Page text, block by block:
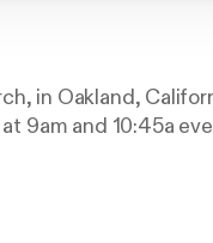
in Oakland,
9am and 10:45a